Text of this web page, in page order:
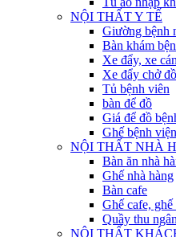
NỘI THẤT Y TẾ
Giường bệnh
Bàn khám
Xe đẩy, xe
Xe đẩy chở
Tủ bệnh viên
bàn để đồ
Giá để đồ
Ghế bệnh viện
NỘI THẤT NHÀ
Bàn ăn nhà
Ghế nhà hàng
Bàn cafe
Ghế cafe, ghế
Quầy thu ngân
NỘI THẤT